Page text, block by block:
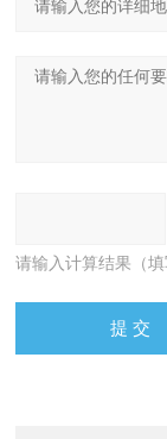
请输入计算结果（